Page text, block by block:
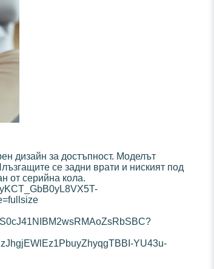
дизайн за достъпност. Моделът
се задни врати и ниският под
от серийна кола.